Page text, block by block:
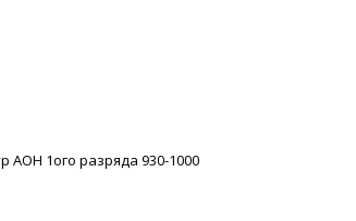
АОН 1ого разряда 930-1000